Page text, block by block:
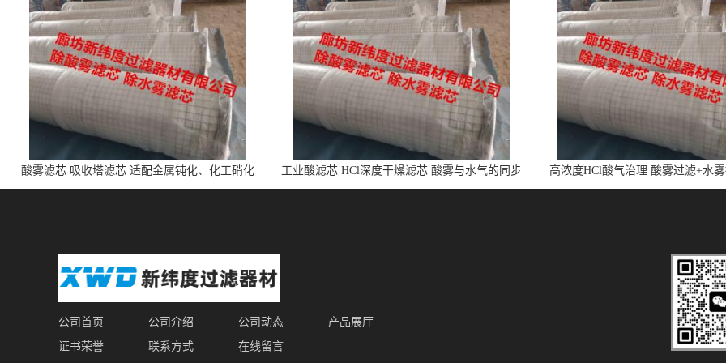
酸雾滤芯 吸收塔滤芯 适配金属钝化、化工硝化
的酸雾
工业酸滤芯 HCl深度干燥滤芯 酸雾与水气的同步
净化
高浓度HCl酸气治理 酸雾过滤+水
芯
公司首页 公司介绍 公司动态
产品展厅
证书荣誉
联系方式 在线留言